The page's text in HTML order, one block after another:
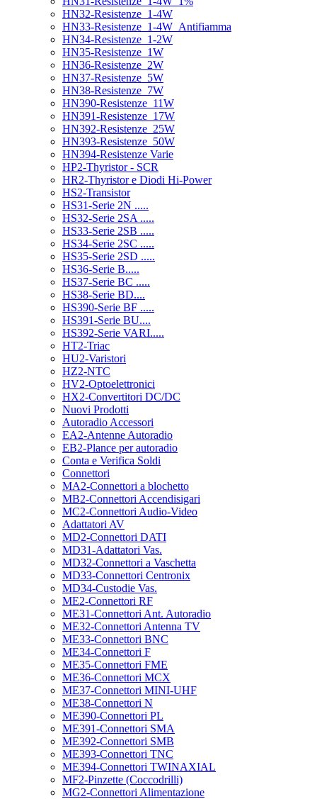
HN32-Resistenze_1-4W
HN33-Resistenze_1-4W_Antifiamma
HN34-Resistenze_1-2W
HN35-Resistenze_1W
HN36-Resistenze_2W
HN37-Resistenze_5W
HN38-Resistenze_7W
HN390-Resistenze_11W
HN391-Resistenze_17W
HN392-Resistenze_25W
HN393-Resistenze_50W
HN394-Resistenze Varie
HP2-Thyristor - SCR
HR2-Thyristor e Diodi Hi-Power
HS2-Transistor
HS31-Serie 2N .....
HS32-Serie 2SA .....
HS33-Serie 2SB .....
HS34-Serie 2SC .....
HS35-Serie 2SD .....
HS36-Serie B.....
HS37-Serie BC .....
HS38-Serie BD....
HS390-Serie BF .....
HS391-Serie BU....
HS392-Serie VARI.....
HT2-Triac
HU2-Varistori
HZ2-NTC
HV2-Optoelettronici
HX2-Convertitori DC/DC
Nuovi Prodotti
Autoradio Accessori
EA2-Antenne Autoradio
EB2-Plance per autoradio
Conta e Verifica Soldi
Connettori
MA2-Connettori a blochetto
MB2-Connettori Accendisigari
MC2-Connettori Audio-Video
Adattatori AV
MD2-Connettori DATI
MD31-Adattatori Vas.
MD32-Connettori a Vaschetta
MD33-Connettori Centronix
MD34-Custodie Vas.
ME2-Connettori RF
ME31-Connettori Ant. Autoradio
ME32-Connettori Antenna TV
ME33-Connettori BNC
ME34-Connettori F
ME35-Connettori FME
ME36-Connettori MCX
ME37-Connettori MINI-UHF
ME38-Connettori N
ME390-Connettori PL
ME391-Connettori SMA
ME392-Connettori SMB
ME393-Connettori TNC
ME394-Connettori TWINAXIAL
MF2-Pinzette (Coccodrilli)
MG2-Connettori Alimentazione